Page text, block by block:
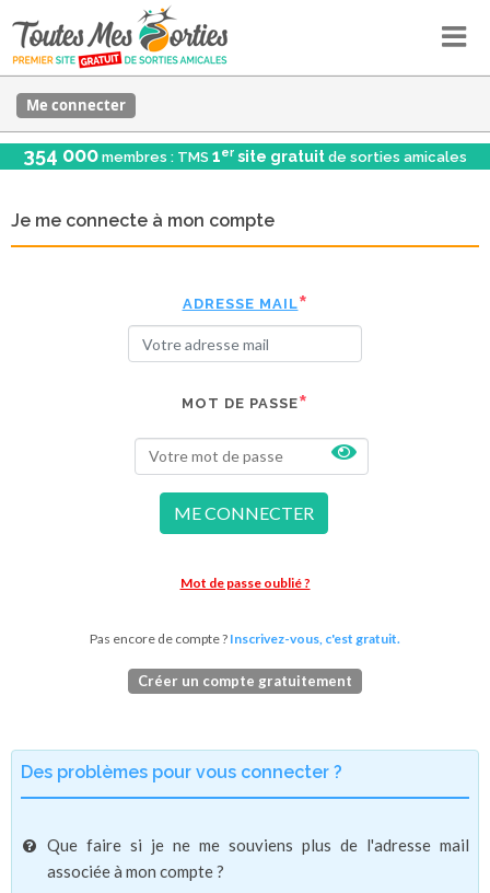
Me connecter
354 000 membres : TMS 1er site gratuit de sorties amicales
Je me connecte à mon compte
ADRESSE MAIL
MOT DE PASSE
ME CONNECTER
Mot de passe oublié ?
Pas encore de compte ? Inscrivez-vous, c'est gratuit.
Créer un compte gratuitement
Des problèmes pour vous connecter ?
Que faire si je ne me souviens plus de l'adresse mail
associée à mon compte ?